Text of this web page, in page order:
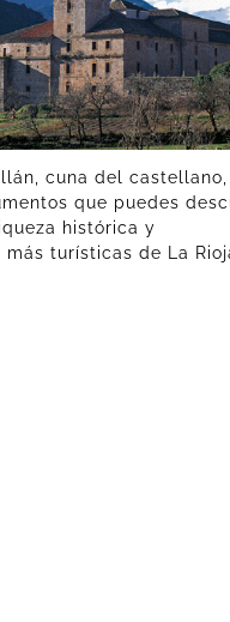
cuna del castellano,
que puedes
histórica y
turísticas de La